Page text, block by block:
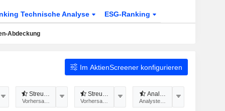
Technische Analyse ESG-Ranking
Abdeckung
Im AktienScreener konfigurieren
Analystenempfehlungen
Streuung bei den Analystenmeinungen
Vorhersagbarkeit
Streuung beim Kursziel
Vorhersagbarkeit
Analystenabdeckung
Analysteneinschätzungen